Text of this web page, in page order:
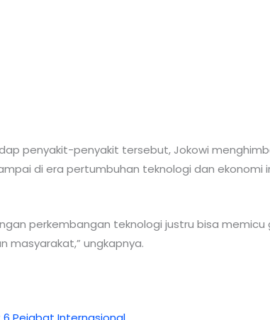
penyakit-penyakit tersebut, Jokowi
di era pertumbuhan teknologi dan ekonomi
perkembangan teknologi justru bisa
masyarakat,” ungkapnya.